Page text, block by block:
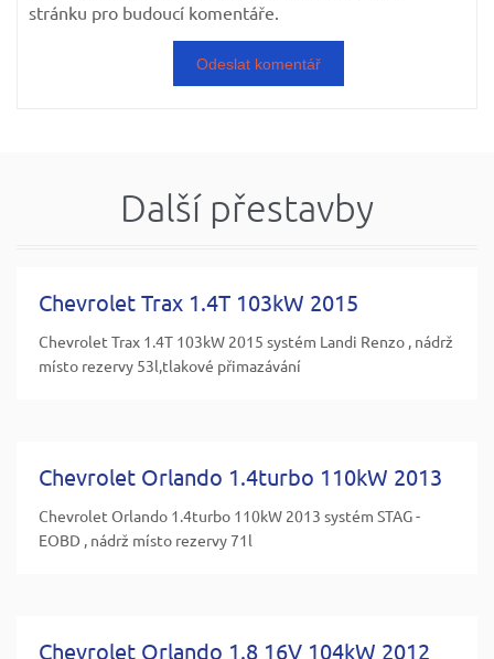
stránku pro budoucí komentáře.
Další přestavby
Chevrolet Trax 1.4T 103kW 2015
Chevrolet Trax 1.4T 103kW 2015 systém Landi Renzo , nádrž
místo rezervy 53l,tlakové přimazávání
Chevrolet Orlando 1.4turbo 110kW 2013
Chevrolet Orlando 1.4turbo 110kW 2013 systém STAG -
EOBD , nádrž místo rezervy 71l
Chevrolet Orlando 1.8 16V 104kW 2012